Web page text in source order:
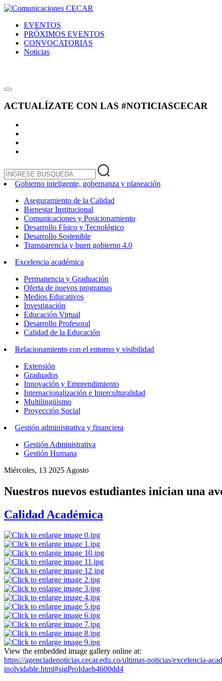
EVENTOS
PRÓXIMOS EVENTOS
CONVOCATORIAS
Noticias
ACTUALÍZATE CON LAS #NOTICIASCECAR
Gobierno inteligente, gobernanza y planeación
Aseguramiento de la Calidad
Bienestar Institucional
Comunicaciones y Posicionamiento
Desarrollo Físico y Tecnológico
Desarrollo Sostenible
Transparencia y buen gobierno 4.0
Excelencia académica
Permanencia y Graduación
Oferta de nuevos programas
Medios Educativos
Investigación
Educación Virtual
Desarrollo Profesoral
Calidad de la Educación
Relacionamiento con el entorno y visibilidad
Extensión
Graduados
Innovación y Emprendimiento
Internacionalización e Interculturalidad
Multilingüismo
Proyección Social
Gestión administrativa y financiera
Gestión Administrativa
Gestión Humana
Miércoles, 13 2025 Agosto
Nuestros nuevos estudiantes inician una
Calidad Académica
View the embedded image gallery online at:
https://agenciadenoticias.cecar.edu.co/ultimas-noticias/excelencia-
inolvidable.html#sigProIdaeb4600dd4